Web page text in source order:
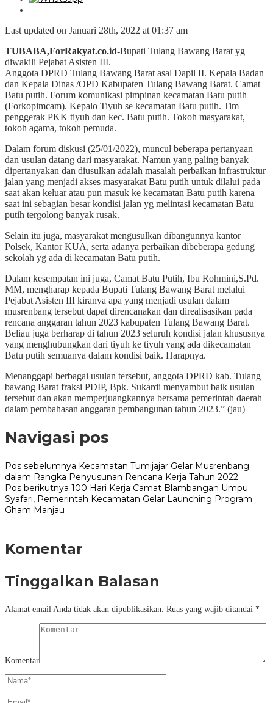
Last updated on Januari 28th, 2022 at 01:37 am
TUBABA,ForRakyat.co.id-Bupati Tulang Bawang Barat yg
diwakili Pejabat Asisten III.
Anggota DPRD Tulang Bawang Barat asal Dapil II. Kepala Badan
dan Kepala Dinas /OPD Kabupaten Tulang Bawang Barat. Camat
Batu putih. Forum komunikasi pimpinan kecamatan Batu putih
(Forkopimcam). Kepalo Tiyuh se kecamatan Batu putih. Tim
penggerak PKK tiyuh dan kec. Batu putih. Tokoh masyarakat,
tokoh agama, tokoh pemuda.
Dalam forum diskusi (25/01/2022), muncul beberapa pertanyaan
dan usulan datang dari masyarakat. Namun yang paling banyak
dipertanyakan dan diusulkan adalah masalah perbaikan infrastruktur
jalan yang menjadi akses masyarakat Batu putih untuk dilalui pada
saat akan keluar atau pun masuk ke kecamatan Batu putih karena
saat ini sebagian besar kondisi jalan yg melintasi kecamatan Batu
putih tergolong banyak rusak.
Selain itu juga, masyarakat mengusulkan dibangunnya kantor
Polsek, Kantor KUA, serta adanya perbaikan dibeberapa gedung
sekolah yg ada di kecamatan Batu putih.
Dalam kesempatan ini juga, Camat Batu Putih, Ibu Rohmini,S.Pd.
MM, mengharap kepada Bupati Tulang Bawang Barat melalui
Pejabat Asisten III kiranya apa yang menjadi usulan dalam
musrenbang tersebut dapat direncanakan dan direalisasikan pada
rencana anggaran tahun 2023 kabupaten Tulang Bawang Barat.
Beliau juga berharap di tahun 2023 seluruh kondisi jalan khususnya
yang menghubungkan dari tiyuh ke tiyuh yang ada dikecamatan
Batu putih semuanya dalam kondisi baik. Harapnya.
Menanggapi berbagai usulan tersebut, anggota DPRD kab. Tulang
bawang Barat fraksi PDIP, Bpk. Sukardi menyambut baik usulan
tersebut dan akan memperjuangkannya bersama pemerintah daerah
dalam pembahasan anggaran pembangunan tahun 2023.” (jau)
Navigasi pos
Pos sebelumnya Kecamatan Tumijajar Gelar Musrenbang
dalam Rangka Penyusunan Rencana Kerja Tahun 2022.
Pos berikutnya 100 Hari Kerja Camat Blambangan Umpu
Syafari, Pemerintah Kecamatan Gelar Launching Program
Gham Manjau
Komentar
Tinggalkan Balasan
Alamat email Anda tidak akan dipublikasikan. Ruas yang wajib ditandai *
Komentar